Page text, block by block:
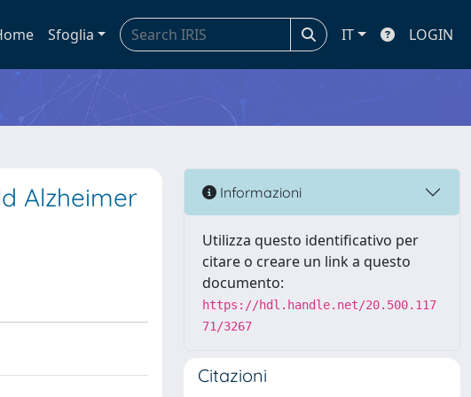
Sfoglia IT LOGIN
Alzheimer
Informazioni
Utilizza questo identificativo per
citare o creare un link a questo
documento:
https://hdl.handle.net/20.500.117
71/3267
Citazioni